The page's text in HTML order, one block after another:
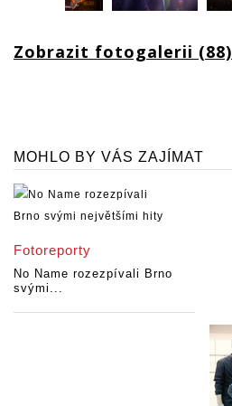
Zobrazit fotogalerii (88)
MOHLO BY VÁS ZAJÍMAT
Fotoreporty
No Name rozezpívali Brno
svými...